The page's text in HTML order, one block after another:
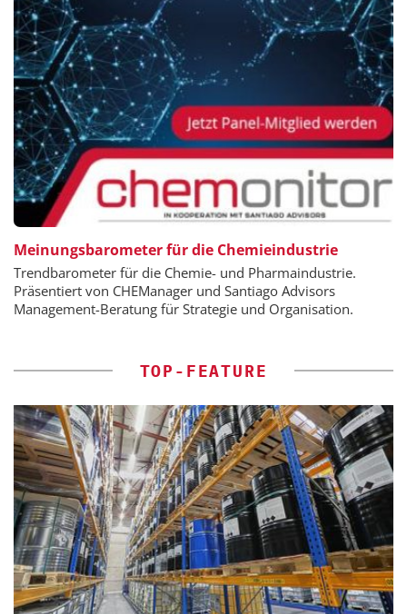
Meinungsbarometer für die Chemieindustrie
Trendbarometer für die Chemie- und Pharmaindustrie.
Präsentiert von CHEManager und Santiago Advisors
Management-Beratung für Strategie und Organisation.
TOP-FEATURE